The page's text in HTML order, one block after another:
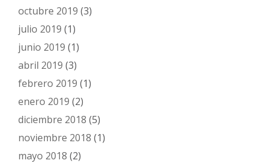
octubre 2019 (3)
julio 2019 (1)
junio 2019 (1)
abril 2019 (3)
febrero 2019 (1)
enero 2019 (2)
diciembre 2018 (5)
noviembre 2018 (1)
mayo 2018 (2)